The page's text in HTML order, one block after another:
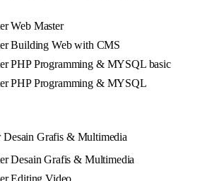
Web Master
Building Web with CMS
PHP Programming & MYSQL basic
PHP Programming & MYSQL
Grafis & Multimedia
Desain Grafis & Multimedia
Editing Video